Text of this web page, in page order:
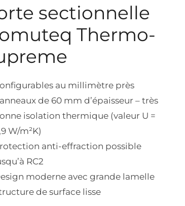
sectionnelle
Thermo-
au millimètre près
de 60 mm d’épaisseur – très
isolation thermique (valeur U =
W/m²K)
anti-effraction possible
RC2
moderne avec grande lamelle
de surface lisse